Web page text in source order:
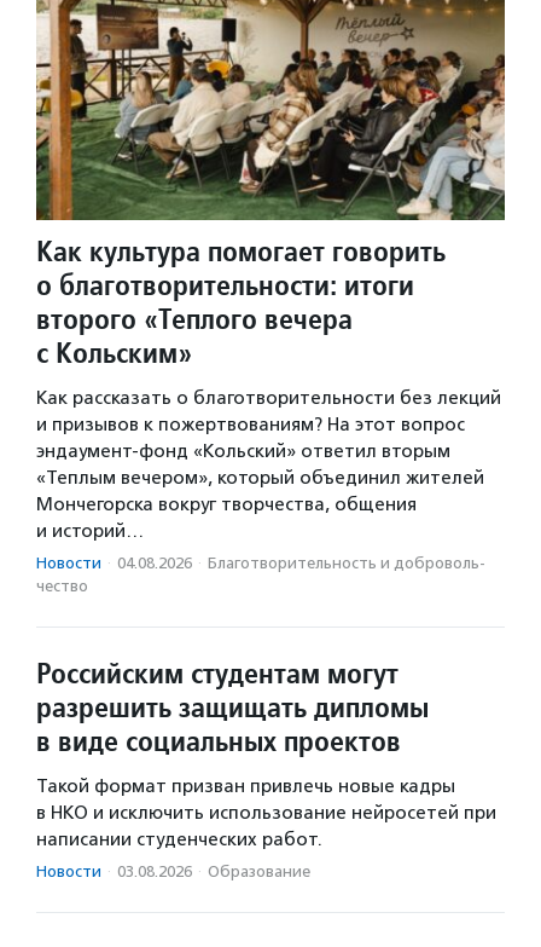
Как культура помогает говорить
о благотворительности: итоги
второго «Теплого вечера
с Кольским»
Как рассказать о благотворительности без лекций
и призывов к пожертвованиям? На этот вопрос
эндаумент-фонд «Кольский» ответил вторым
«Теплым вечером», который объединил жителей
Мончегорска вокруг творчества, общения
и историй…
Новости · 04.08.2026 · Благотвори­тель­ность и доброволь­
чест­во
Российским студентам могут
разрешить защищать дипломы
в виде социальных проектов
Такой формат призван привлечь новые кадры
в НКО и исключить использование нейросетей при
написании студенческих работ.
Новости · 03.08.2026 · Образование